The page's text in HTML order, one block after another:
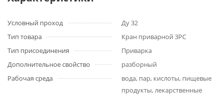
Условный проход
Ду 32
Тип товара
Кран приварной 3PC
Тип присоединения
Приварка
Дополнительное свойство
разборный
Рабочая среда
вода, пар, кислоты, пищевые
продукты, лекарственные